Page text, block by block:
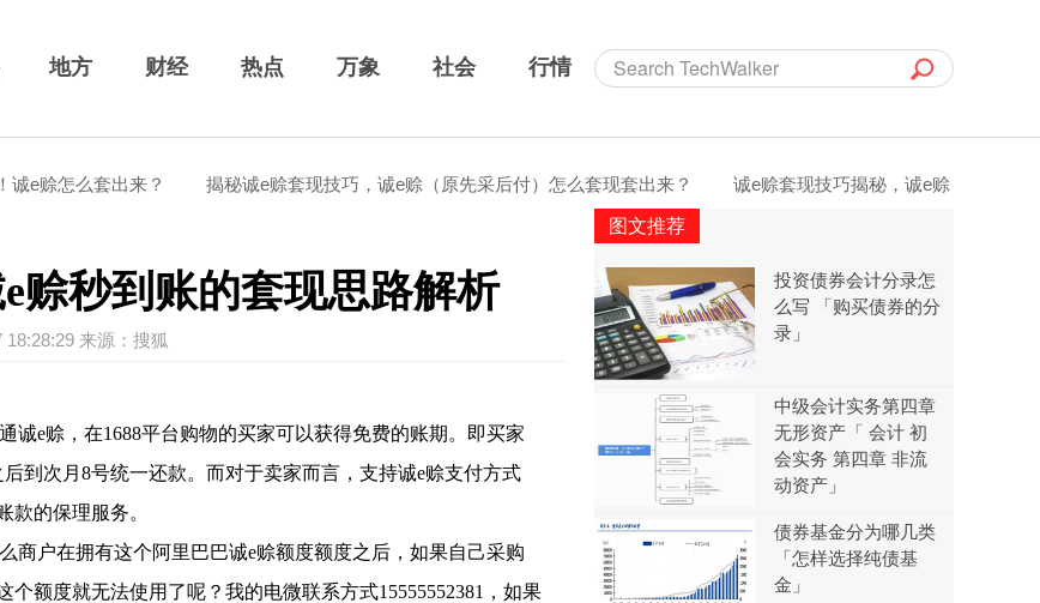
地方 财经 热点 万象 社会 行情
赊怎么套出来？ 揭秘诚e赊套现技巧，诚e赊（原先采后付）怎么套现套出来？
诚e赊套现技巧揭秘，诚e赊（原先采后付
赊秒到账的套现思路解析
18:28:29 来源：搜狐
诚e赊，在1688平台购物的买家可以获得免费的账期。即买家
到次月8号统一还款。而对于卖家而言，支持诚e赊支付方式
款的保理服务。
商户在拥有这个阿里巴巴诚e赊额度额度之后，如果自己采购
个额度就无法使用了呢？ 我的电微联系方式15555552381， 如果
图文推荐
投资债券会计分录怎
么写 「购买债券的分
录」
中级会计实务第四章
无形资产「 会计 初
会实务 第四章 非流
动资产」
债券基金分为哪几类
「怎样选择纯债基
金」